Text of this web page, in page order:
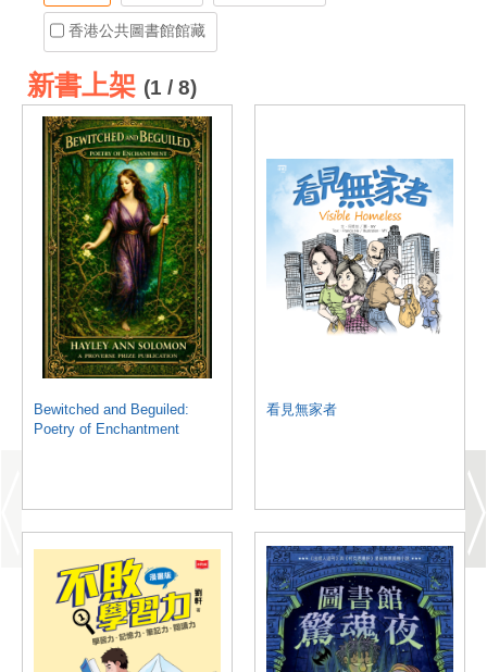
香港公共圖書館館藏
新書上架 (1 / 8)
Bewitched and Beguiled:
Poetry of Enchantment
看見無家者